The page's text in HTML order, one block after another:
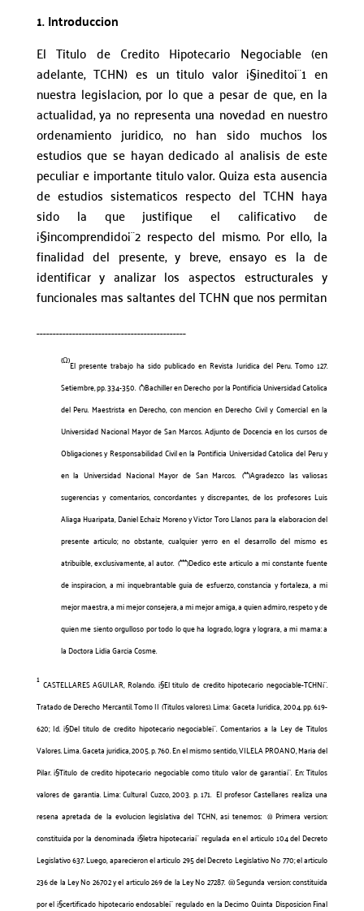
1. Introduccion
El Titulo de Credito Hipotecario Negociable (en
adelante, TCHN) es un titulo valor ¡§inedito¡¨1 en
nuestra legislacion, por lo que a pesar de que, en la
actualidad, ya no representa una novedad en nuestro
ordenamiento juridico, no han sido muchos los
estudios que se hayan dedicado al analisis de este
peculiar e importante titulo valor. Quiza esta ausencia
de estudios sistematicos respecto del TCHN haya
sido la que justifique el calificativo de
¡§incomprendido¡¨2 respecto del mismo. Por ello, la
finalidad del presente, y breve, ensayo es la de
identificar y analizar los aspectos estructurales y
funcionales mas saltantes del TCHN que nos permitan
______________________________________________
(Ω)El presente trabajo ha sido publicado en Revista Juridica del Peru. Tomo 127.
Setiembre, pp. 334-350. (*)Bachiller en Derecho por la Pontificia Universidad Catolica
del Peru. Maestrista en Derecho, con mencion en Derecho Civil y Comercial en la
Universidad Nacional Mayor de San Marcos. Adjunto de Docencia en los cursos de
Obligaciones y Responsabilidad Civil en la Pontificia Universidad Catolica del Peru y
en la Universidad Nacional Mayor de San Marcos. (**)Agradezco las valiosas
sugerencias y comentarios, concordantes y discrepantes, de los profesores Luis
Aliaga Huaripata, Daniel Echaiz Moreno y Victor Toro Llanos para la elaboracion del
presente articulo; no obstante, cualquier yerro en el desarrollo del mismo es
atribuible, exclusivamente, al autor. (***)Dedico este articulo a mi constante fuente
de inspiracion, a mi inquebrantable guia de esfuerzo, constancia y fortaleza, a mi
mejor maestra, a mi mejor consejera, a mi mejor amiga, a quien admiro, respeto y de
quien me siento orgulloso por todo lo que ha logrado, logra y lograra, a mi mama: a
la Doctora Lidia Garcia Cosme.
1CASTELLARES AGUILAR, Rolando. ¡§El titulo de credito hipotecario negociable-TCHN¡¨.
Tratado de Derecho Mercantil. Tomo II (Titulos valores). Lima: Gaceta Juridica, 2004. pp. 619-
620; Id. ¡§Del titulo de credito hipotecario negociable¡¨. Comentarios a la Ley de Titulos
Valores. Lima. Gaceta juridica, 2005. p. 760. En el mismo sentido, VILELA PROANO, Maria del
Pilar. ¡§Titulo de credito hipotecario negociable como titulo valor de garantia¡¨. En: Titulos
valores de garantia. Lima: Cultural Cuzco, 2003. p. 171. El profesor Castellares realiza una
resena apretada de la evolucion legislativa del TCHN, asi tenemos: (i) Primera version:
constituida por la denominada ¡§letra hipotecaria¡¨ regulada en el articulo 104 del Decreto
Legislativo 637. Luego, aparecieron el articulo 295 del Decreto Legislativo No 770; el articulo
236 de la Ley No 26702 y el articulo 269 de la Ley No 27287. (ii) Segunda version: constituida
por el ¡§certificado hipotecario endosable¡¨ regulado en la Decimo Quinta Disposicion Final